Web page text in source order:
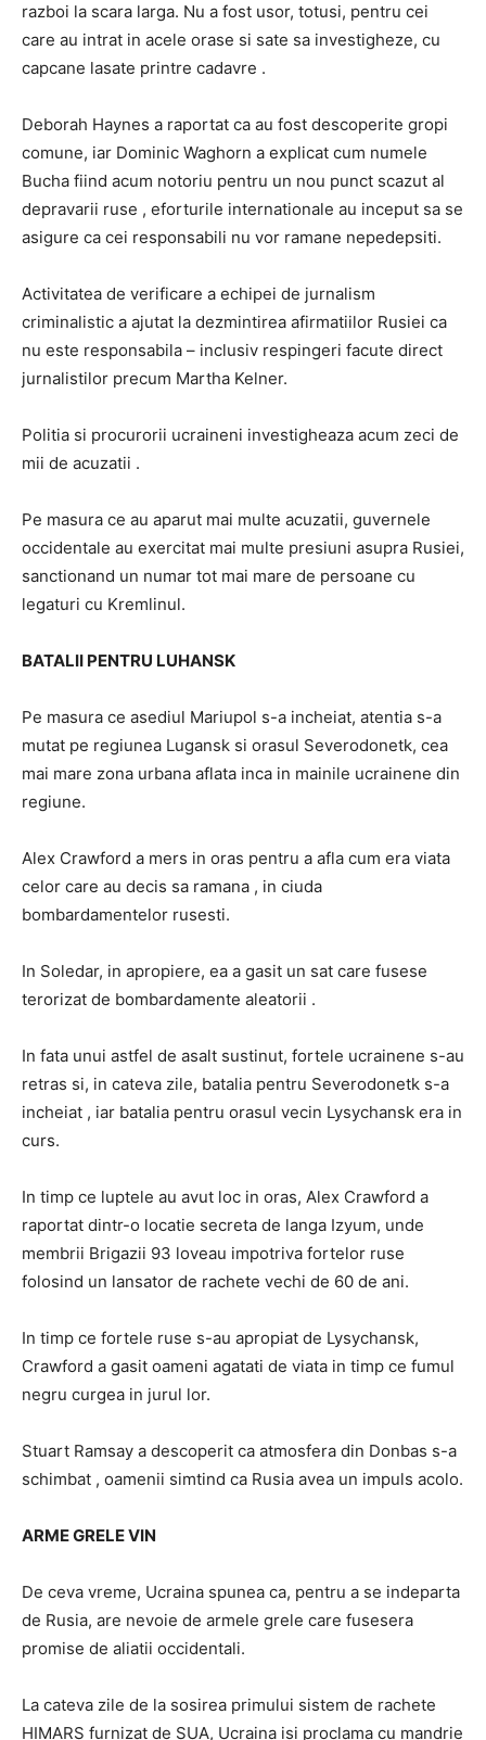
razboi la scara larga. Nu a fost usor, totusi, pentru cei
care au intrat in acele orase si sate sa investigheze, cu
capcane lasate printre cadavre .
Deborah Haynes a raportat ca au fost descoperite gropi
comune, iar Dominic Waghorn a explicat cum numele
Bucha fiind acum notoriu pentru un nou punct scazut al
depravarii ruse , eforturile internationale au inceput sa se
asigure ca cei responsabili nu vor ramane nepedepsiti.
Activitatea de verificare a echipei de jurnalism
criminalistic a ajutat la dezmintirea afirmatiilor Rusiei ca
nu este responsabila – inclusiv respingeri facute direct
jurnalistilor precum Martha Kelner.
Politia si procurorii ucraineni investigheaza acum zeci de
mii de acuzatii .
Pe masura ce au aparut mai multe acuzatii, guvernele
occidentale au exercitat mai multe presiuni asupra Rusiei,
sanctionand un numar tot mai mare de persoane cu
legaturi cu Kremlinul.
BATALII PENTRU LUHANSK
Pe masura ce asediul Mariupol s-a incheiat, atentia s-a
mutat pe regiunea Lugansk si orasul Severodonetk, cea
mai mare zona urbana aflata inca in mainile ucrainene din
regiune.
Alex Crawford a mers in oras pentru a afla cum era viata
celor care au decis sa ramana , in ciuda
bombardamentelor rusesti.
In Soledar, in apropiere, ea a gasit un sat care fusese
terorizat de bombardamente aleatorii .
In fata unui astfel de asalt sustinut, fortele ucrainene s-au
retras si, in cateva zile, batalia pentru Severodonetk s-a
incheiat , iar batalia pentru orasul vecin Lysychansk era in
curs.
In timp ce luptele au avut loc in oras, Alex Crawford a
raportat dintr-o locatie secreta de langa Izyum, unde
membrii Brigazii 93 loveau impotriva fortelor ruse
folosind un lansator de rachete vechi de 60 de ani.
In timp ce fortele ruse s-au apropiat de Lysychansk,
Crawford a gasit oameni agatati de viata in timp ce fumul
negru curgea in jurul lor.
Stuart Ramsay a descoperit ca atmosfera din Donbas s-a
schimbat , oamenii simtind ca Rusia avea un impuls acolo.
ARME GRELE VIN
De ceva vreme, Ucraina spunea ca, pentru a se indeparta
de Rusia, are nevoie de armele grele care fusesera
promise de aliatii occidentali.
La cateva zile de la sosirea primului sistem de rachete
HIMARS furnizat de SUA, Ucraina isi proclama cu mandrie